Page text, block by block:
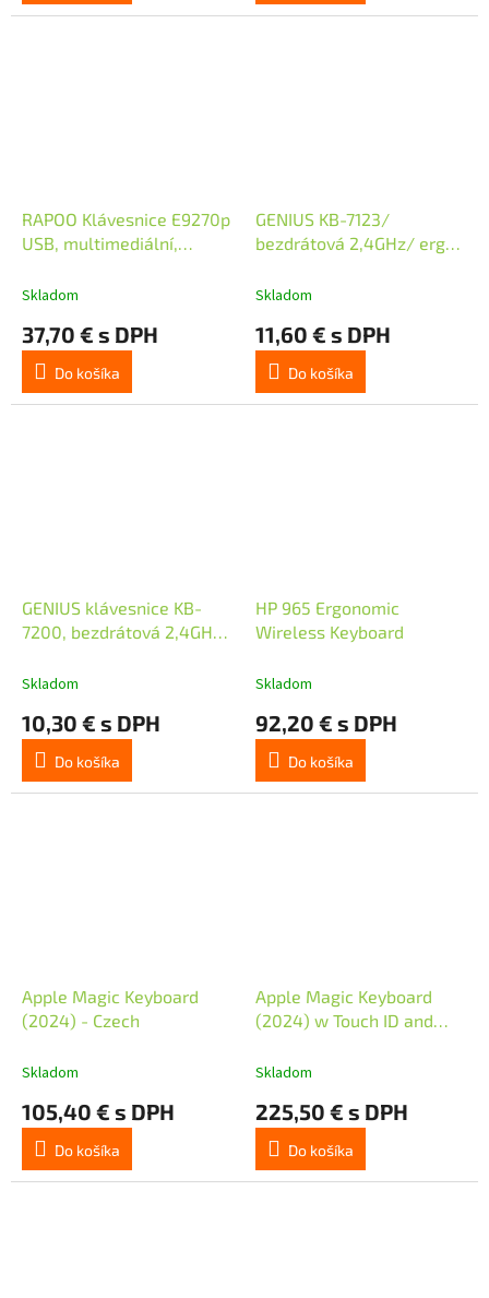
RAPOO Klávesnice E9270p
USB, multimediální,
Skladom
37,70 € s DPH
Do košíka
GENIUS KB-7123/
bezdrátová 2,4GHz/ ergo
receiver/ USB/ černá/
Skladom
11,60 € s DPH
Do košíka
GENIUS klávesnice KB-
7200, bezdrátová 2,4GHz,
CZ+SK layout, černá
Skladom
10,30 € s DPH
Do košíka
HP 965 Ergonomic
Wireless Keyboard
Skladom
92,20 € s DPH
Do košíka
Apple Magic Keyboard
(2024) - Czech
Skladom
105,40 € s DPH
Do košíka
Apple Magic Keyboard
(2024) w Touch ID and
Black Keys
Skladom
225,50 € s DPH
Do košíka